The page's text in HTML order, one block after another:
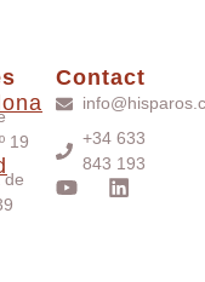
19
de
Contact
+34 633
843 193